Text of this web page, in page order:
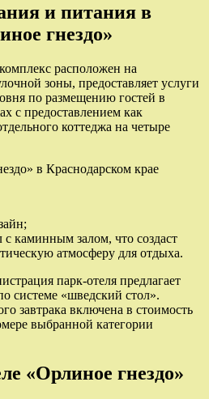
и питания в
гнездо»
расположен на
зоны, предоставляет услуги
по размещению гостей в
с предоставлением как
коттеджа на четыре
каминным залом, что создаст
атмосферу для отдыха.
парк-отеля предлагает
системе «шведский стол».
завтрака включена в стоимость
выбранной категории
«Орлиное гнездо»